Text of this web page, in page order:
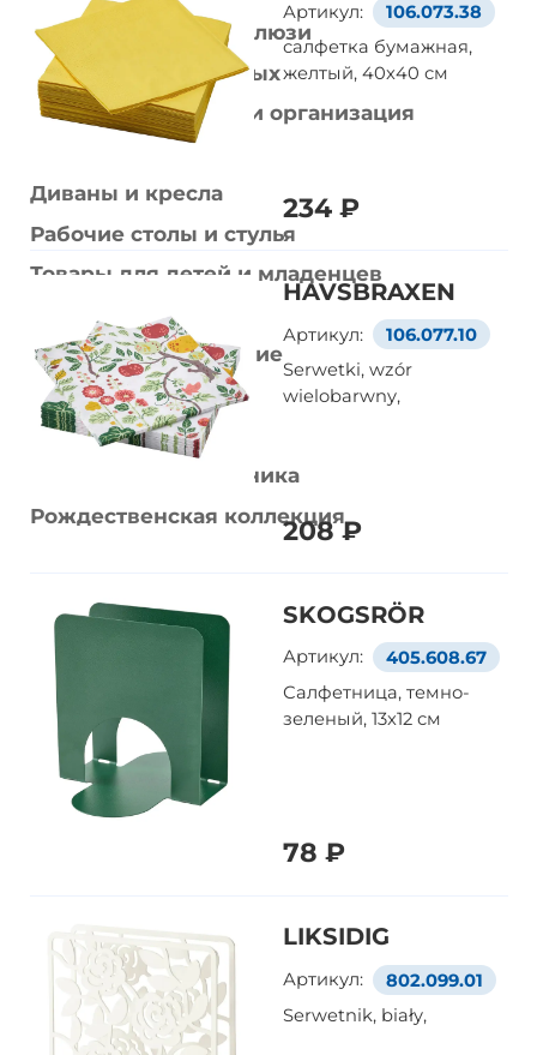
Шторы, шторы и жалюзи
Товары для животных
Хранение мелочей и организация
Кровати и матрасы
Диваны и кресла
Рабочие столы и стулья
Товары для детей и младенцев
Стирка и уборка
Домашнее улучшение
Украшения
Умный дом
Домашняя электроника
Рождественская коллекция
Артикул:
106.073.38
салфетка бумажная,
желтый, 40x40 см
234 ₽
HAVSBRAXEN
Артикул:
106.077.10
Serwetki, wzór
wielobarwny,
208 ₽
SKOGSRÖR
Артикул:
405.608.67
Салфетница, темно-
зеленый, 13x12 см
78 ₽
LIKSIDIG
Артикул:
802.099.01
Serwetnik, biały,